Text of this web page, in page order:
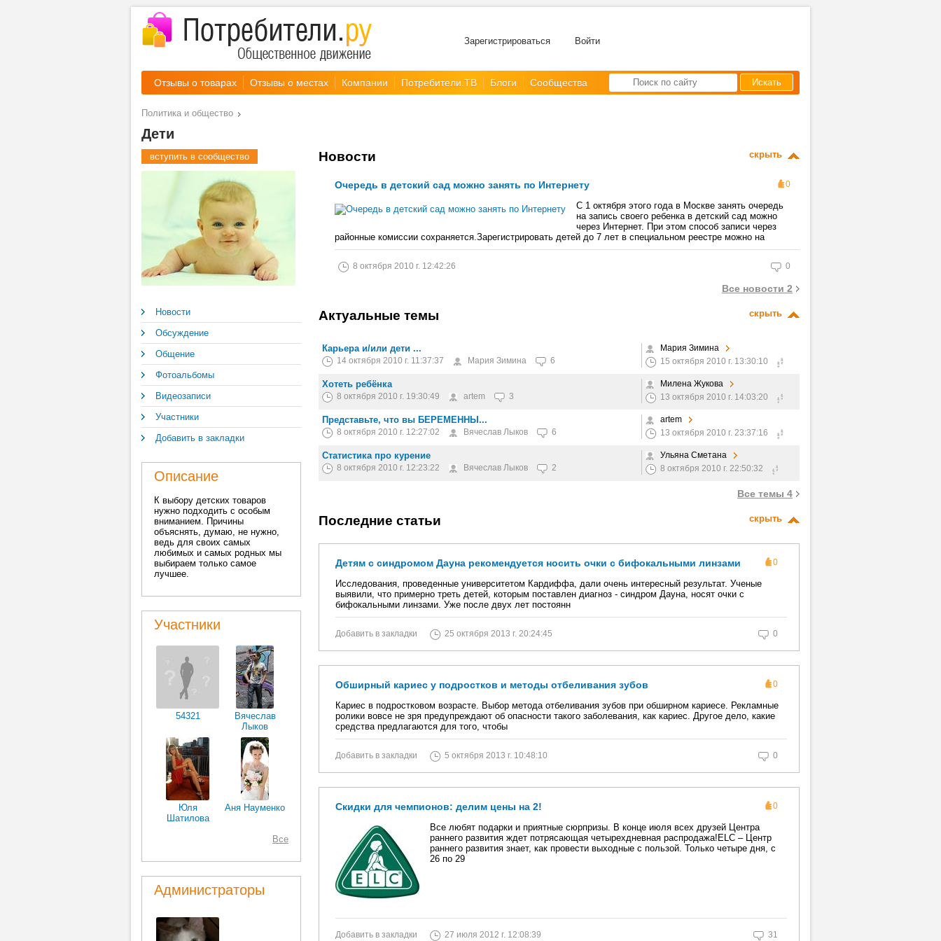
Зарегистрироваться Войти
Отзывы о товарах Отзывы о местах Компании Потребители.ТВ Блоги Сообщества Искать
Политика и общество
Дети
вступить в сообщество
Новости
Обсуждение
Общение
Фотоальбомы
Видеозаписи
Участники
Добавить в закладки
Описание
К выбору детских товаров
нужно подходить с особым
вниманием. Причины
объяснять, думаю, не нужно,
ведь для своих самых
любимых и самых родных мы
выбираем только самое
лучшее.
Участники
54321
Вячеслав
Лыков
Юля
Шатилова
Аня Науменко
Все
Администраторы
Новости скрыть
Очередь в детский сад можно занять по Интернету 0
С 1 октября этого года в Москве занять очередь
на запись своего ребенка в детский сад можно
через Интернет. При этом способ записи через
районные комиссии сохраняется.Зарегистрировать детей до 7 лет в специальном реестре можно на
8 октября 2010 г. 12:42:26 0
Все новости 2
Актуальные темы скрыть
Карьера и/или дети ...
14 октября 2010 г. 11:37:37 Мария Зимина 6
Мария Зимина
15 октября 2010 г. 13:30:10
Хотеть ребёнка
8 октября 2010 г. 19:30:49 artem 3
Милена Жукова
13 октября 2010 г. 14:03:20
Представьте, что вы БЕРЕМЕННЫ...
8 октября 2010 г. 12:27:02 Вячеслав Лыков 6
artem
13 октября 2010 г. 23:37:16
Статистика про курение
8 октября 2010 г. 12:23:22 Вячеслав Лыков 2
Ульяна Сметана
8 октября 2010 г. 22:50:32
Все темы 4
Последние статьи скрыть
Детям с синдромом Дауна рекомендуется носить очки с бифокальными линзами 0
Исследования, проведенные университетом Кардиффа, дали очень интересный результат. Ученые
выявили, что примерно треть детей, которым поставлен диагноз - синдром Дауна, носят очки с
бифокальными линзами. Уже после двух лет постоянн
25 октября 2013 г. 20:24:45
Добавить в закладки 0
Обширный кариес у подростков и методы отбеливания зубов 0
Кариес в подростковом возрасте. Выбор метода отбеливания зубов при обширном кариесе. Рекламные
ролики вовсе не зря предупреждают об опасности такого заболевания, как кариес. Другое дело, какие
средства предлагаются для того, чтобы
5 октября 2013 г. 10:48:10
Добавить в закладки 0
Скидки для чемпионов: делим цены на 2! 0
Все любят подарки и приятные сюрпризы. В конце июля всех друзей Центра
раннего развития ждет потрясающая четырехдневная распродажа!ELC – Центр
раннего развития знает, как провести выходные с пользой. Только четыре дня, с
26 по 29
27 июля 2012 г. 12:08:39
Добавить в закладки 31